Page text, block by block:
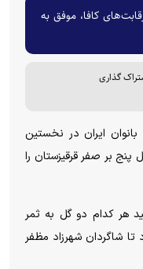
کافا، موفق به
گذاری
ایران در نخستین
پنج بر صفر قرقیزستان را
هر کدام دو گل به ثمر
تا شاگردان شهرزاد مظفر